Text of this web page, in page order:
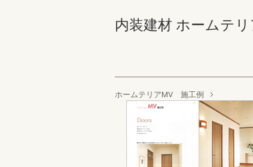
内装建材 ホームテ
ホームテリアMV 施工例